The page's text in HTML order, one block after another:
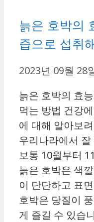
늙은 호박의
즙으로 섭취
2023년 09월 28
늙은 호박의 효
먹는 방법 건강
에 대해 알아보
우리나라에서
보통 10월부터
늙은 호박은 색
이 단단하고 표
호박은 당질이
게 즐길 수 있습